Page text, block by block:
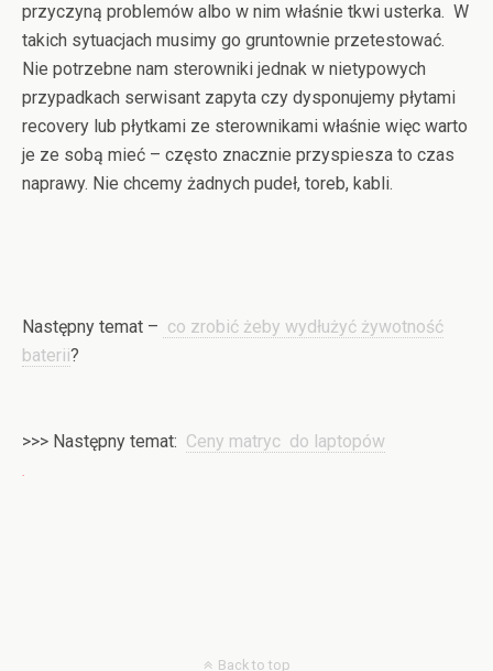
przyczyną problemów albo w nim właśnie tkwi usterka. W
takich sytuacjach musimy go gruntownie przetestować.
Nie potrzebne nam sterowniki jednak w nietypowych
przypadkach serwisant zapyta czy dysponujemy płytami
recovery lub płytkami ze sterownikami właśnie więc warto
je ze sobą mieć – często znacznie przyspiesza to czas
naprawy. Nie chcemy żadnych pudeł, toreb, kabli.
Następny temat – co zrobić żeby wydłużyć żywotność
baterii?
>>> Następny temat: Ceny matryc do laptopów
.
Back to top